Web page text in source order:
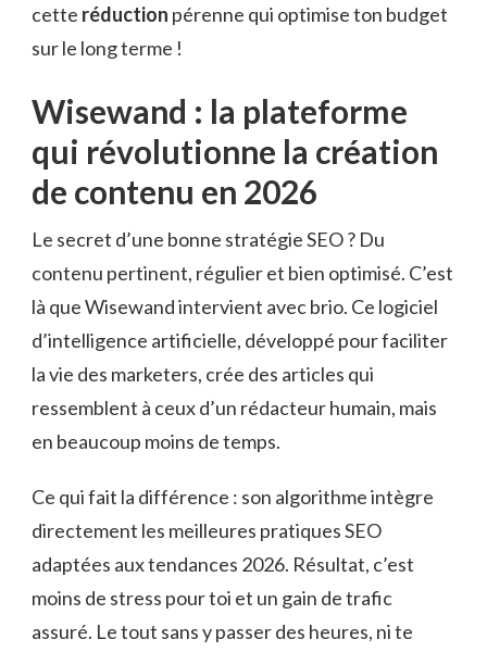
cette réduction pérenne qui optimise ton budget
sur le long terme !
Wisewand : la plateforme
qui révolutionne la création
de contenu en 2026
Le secret d’une bonne stratégie SEO ? Du
contenu pertinent, régulier et bien optimisé. C’est
là que Wisewand intervient avec brio. Ce logiciel
d’intelligence artificielle, développé pour faciliter
la vie des marketers, crée des articles qui
ressemblent à ceux d’un rédacteur humain, mais
en beaucoup moins de temps.
Ce qui fait la différence : son algorithme intègre
directement les meilleures pratiques SEO
adaptées aux tendances 2026. Résultat, c’est
moins de stress pour toi et un gain de trafic
assuré. Le tout sans y passer des heures, ni te